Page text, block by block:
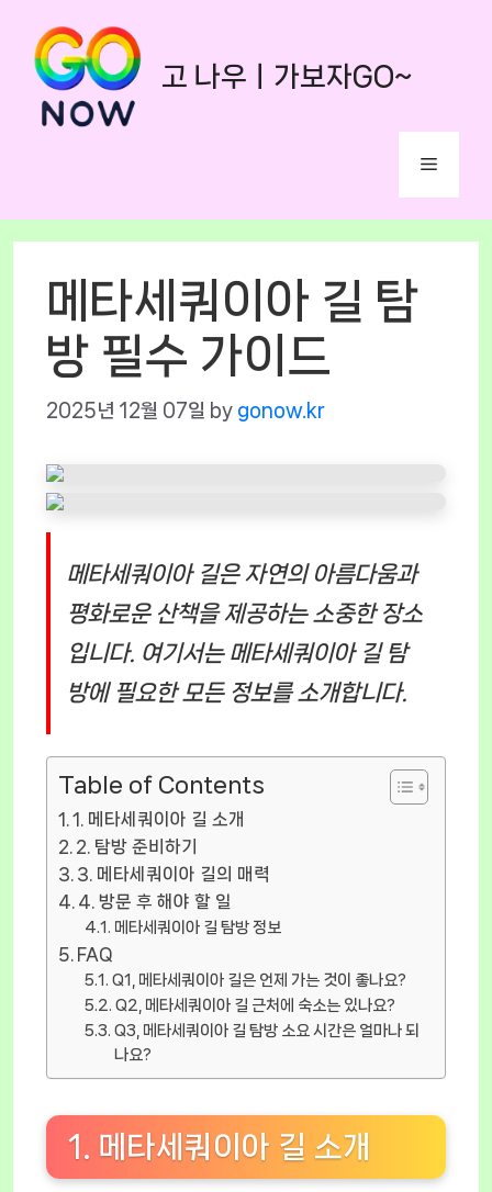
content
고 나우ㅣ가보자GO~
Menu
메타세쿼이아 길 탐
방 필수 가이드
2025년 12월 07일 by gonow.kr
메타세쿼이아 길은 자연의 아름다움과
평화로운 산책을 제공하는 소중한 장소
입니다. 여기서는 메타세쿼이아 길 탐
방에 필요한 모든 정보를 소개합니다.
Table of Contents
1. 메타세쿼이아 길 소개
2. 탐방 준비하기
3. 메타세쿼이아 길의 매력
4. 방문 후 해야 할 일
메타세쿼이아 길 탐방 정보
FAQ
Q1, 메타세쿼이아 길은 언제 가는 것이 좋나요?
Q2, 메타세쿼이아 길 근처에 숙소는 있나요?
Q3, 메타세쿼이아 길 탐방 소요 시간은 얼마나 되
나요?
1. 메타세쿼이아 길 소개